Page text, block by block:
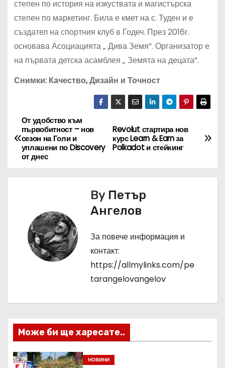
степен по история на изкуствата и магистърска
степен по маркетинг. Била е кмет на с. Туден и е
създател на спортния клуб в Годеч. През 2016г.
основава Асоциацията „ Дива Земя”. Организатор е
на първата детска асамблея „ Земята на децата”.
Снимки: Качество, Дизайн и Точност
Н
а
Revolut стартира нов
курс Learn & Earn за
Polkadot и стейкинг
От удобство към
първобитност – нов
сезон на Голи и
уплашени по Discovery
от днес
By Петър
Ангелов
За повече информация и
контакт:
https://allmylinks.com/pe
tarangelovangelov
Може би ще харесате..
НОВИНИ